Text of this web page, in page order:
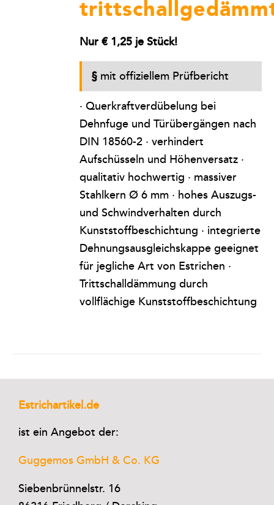
Nur € 1,25 je Stück!
§ mit offiziellem Prüfbericht
· Querkraftverdübelung bei
Dehnfuge und Türübergängen nach
DIN 18560-2 · verhindert
Aufschüsseln und Höhenversatz ·
qualitativ hochwertig · massiver
Stahlkern Ø 6 mm · hohes Auszugs-
und Schwindverhalten durch
Kunststoffbeschichtung · integrierte
Dehnungsausgleichskappe geeignet
für jegliche Art von Estrichen ·
Trittschalldämmung durch
vollflächige Kunststoffbeschichtung
Estrichartikel.de
ist ein Angebot der:
Guggemos GmbH & Co. KG
Siebenbrünnelstr. 16